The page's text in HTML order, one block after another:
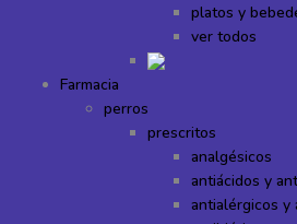
platos y
ver todos
Farmacia
perros
prescritos
analgésicos
antiácidos y
antialérgicos y